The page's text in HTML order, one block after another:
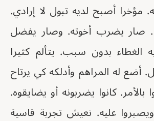
مؤخرا أصبح لديه تبول لا إرادي.
صار يضرب أخوته. وصار يفضل
الغطاء بدون سبب. يتألم كثيرا
له المراهم وأدلكه كي يرتاح
بالأمر. كانوا يضربونه أو يضايقوه.
ويصبروا عليه. نعيش تجربة قاسية